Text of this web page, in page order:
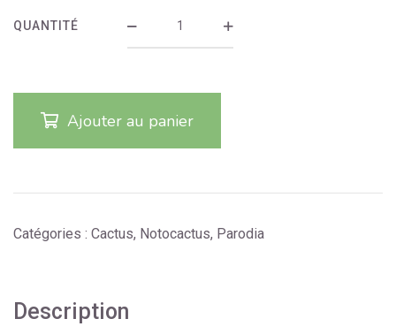
QUANTITÉ
Ajouter au panier
Catégories : Cactus, Notocactus, Parodia
Description